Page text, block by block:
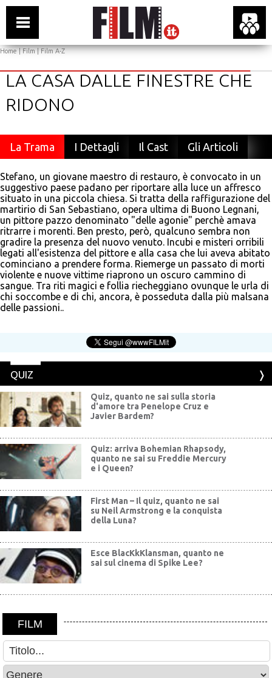
Home|Film|Film A-Z
LA CASA DALLE FINESTRE CHE
RIDONO
La Trama I Dettagli Il Cast Gli Articoli
Stefano, un giovane maestro di restauro, è convocato in un
suggestivo paese padano per riportare alla luce un affresco
situato in una piccola chiesa. Si tratta della raffigurazione del
martirio di San Sebastiano, opera ultima di Buono Legnani,
un pittore pazzo denominato "delle agonie" perchè amava
ritrarre i morenti. Ben presto, però, qualcuno sembra non
gradire la presenza del nuovo venuto. Incubi e misteri orribili
legati all'esistenza del pittore e alla casa che lui aveva abitato
cominciano a prendere forma. Riemerge un passato di morti
violente e nuove vittime riaprono un oscuro cammino di
sangue. Tra riti magici e follia riecheggiano ovunque le urla di
chi soccombe e di chi, ancora, è posseduta dalla più malsana
delle passioni..
QUIZ
Quiz, quanto ne sai sulla storia
d'amore tra Penelope Cruz e
Javier Bardem?
Quiz: arriva Bohemian Rhapsody,
quanto ne sai su Freddie Mercury
e i Queen?
First Man – Il quiz, quanto ne sai
su Neil Armstrong e la conquista
della Luna?
Esce BlacKkKlansman, quanto ne
sai sul cinema di Spike Lee?